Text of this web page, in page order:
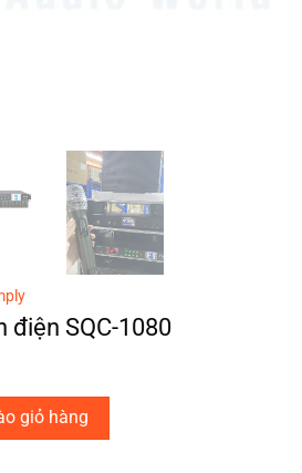
điện SQC-1080
1080 số lượng
giỏ hàng